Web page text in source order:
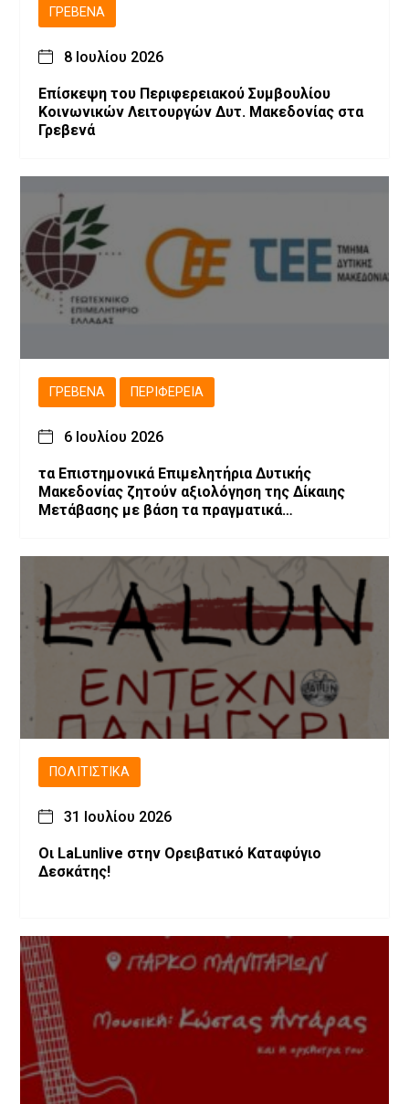
ΓΡΕΒΕΝΆ
8 Ιουλίου 2026
Επίσκεψη του Περιφερειακού Συμβουλίου
Κοινωνικών Λειτουργών Δυτ. Μακεδονίας στα
Γρεβενά
ΓΡΕΒΕΝΆ ΠΕΡΙΦΈΡΕΙΑ
6 Ιουλίου 2026
τα Επιστημονικά Επιμελητήρια Δυτικής
Μακεδονίας ζητούν αξιολόγηση της Δίκαιης
Μετάβασης με βάση τα πραγματικά
ΠΟΛΙΤΙΣΤΙΚΆ
31 Ιουλίου 2026
Οι LaLunlive στην Ορειβατικό Καταφύγιο
Δεσκάτης!